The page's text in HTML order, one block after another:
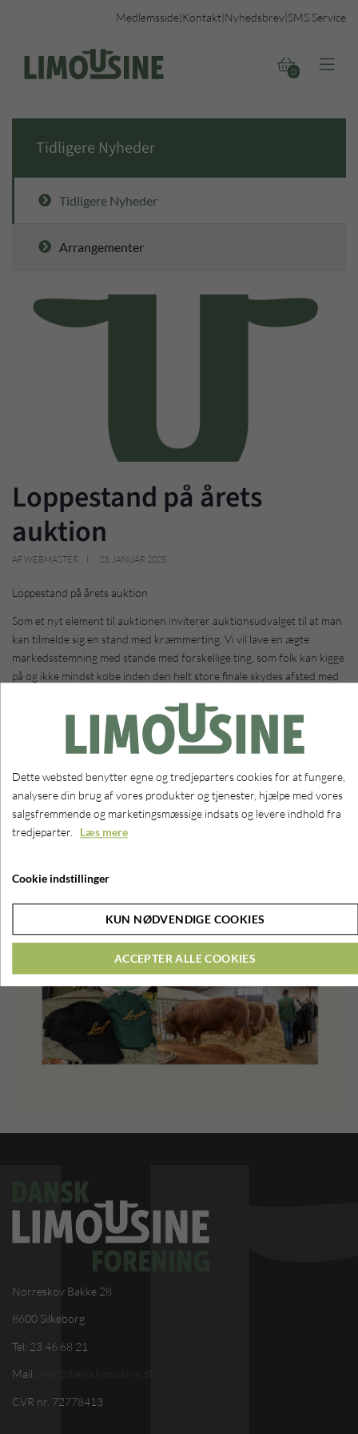
Medlemsside|Kontakt|Nyhedsbrev|SMS Service


0
Tidligere Nyheder
Tidligere Nyheder
Arrangementer
Loppestand på årets
auktion
AF WEBMASTER 23. JANUAR 2025
Loppestand på årets auktion
Som et nyt element til auktionen inviterer auktionsudvalget til at man
kan tilmelde sig en stand med kræmmerting. Vi vil lave en ægte
markedsstemning med stande med forskellige ting, som folk kan kigge
på og ikke mindst købe inden den helt store finale skydes afsted med
Så har du en kreativ hobby med ting du vil sælge, eller bare en masse
gode ting stående som andre kan få glæde af?
tlf. 25626235 eller mail cj@dansklimousine.dk
OBS. Der er begrænsede pladser - først til mølle!
Nørreskov Bakke 28
8600 Silkeborg
Tel: 23 46 68 21
Mail: info@dansklimousine.dk
CVR nr. 72778413
Dette websted benytter egne og tredjeparters cookies for at fungere,
analysere din brug af vores produkter og tjenester, hjælpe med vores
salgsfremmende og marketingsmæssige indsats og levere indhold fra
tredjeparter. Læs mere
Cookie indstillinger
KUN NØDVENDIGE COOKIES
ACCEPTER ALLE COOKIES